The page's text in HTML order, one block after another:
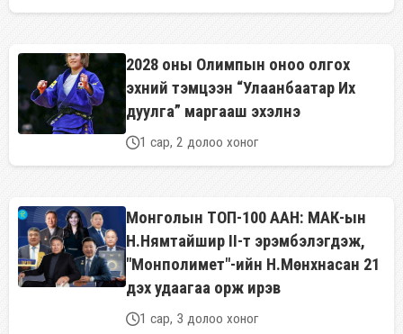
2028 оны Олимпын оноо олгох
эхний тэмцээн “Улаанбаатар Их
дуулга” маргааш эхэлнэ
1 сар, 2 долоо хоног
Монголын ТОП-100 ААН: МАК-ын
Н.Нямтайшир II-т эрэмбэлэгдэж,
"Монполимет"-ийн Н.Мөнхнасан 21
дэх удаагаа орж ирэв
1 сар, 3 долоо хоног